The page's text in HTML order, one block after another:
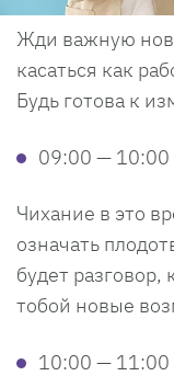
Жди важную
касаться как
Будь готова к
09:00 — 10:00
Чихание в это
означать
будет разговор,
тобой новые
10:00 — 11:00